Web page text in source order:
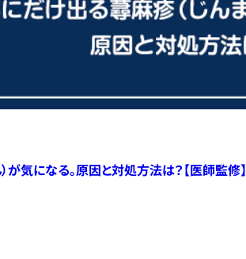
気になる。原因と対処方法は？【医師監修】